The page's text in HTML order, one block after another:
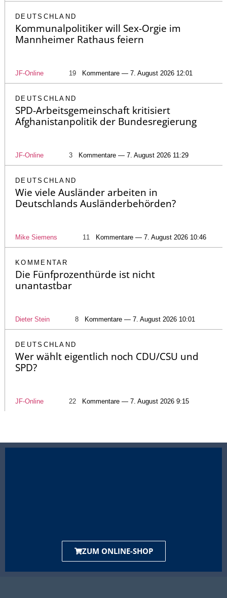
DEUTSCHLAND
Kommunalpolitiker will Sex-Orgie im
Mannheimer Rathaus feiern
JF-Online 19 Kommentare — 7. August 2026 12:01
DEUTSCHLAND
SPD-Arbeitsgemeinschaft kritisiert
Afghanistanpolitik der Bundesregierung
JF-Online 3 Kommentare — 7. August 2026 11:29
DEUTSCHLAND
Wie viele Ausländer arbeiten in
Deutschlands Ausländerbehörden?
Mike Siemens 11 Kommentare — 7. August 2026 10:46
KOMMENTAR
Die Fünfprozenthürde ist nicht
unantastbar
Dieter Stein 8 Kommentare — 7. August 2026 10:01
DEUTSCHLAND
Wer wählt eigentlich noch CDU/CSU und
SPD?
JF-Online 22 Kommentare — 7. August 2026 9:15
ZUM ONLINE-SHOP